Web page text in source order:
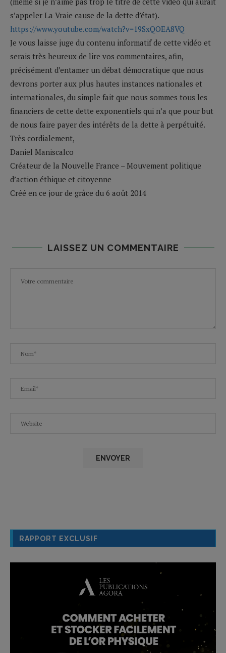
s’appeler La Vraie cause de la dette d’état).
https://www.youtube.com/watch?v=19SxQOEA8VQ
Je vous laisse juge du contenu informatif de cette vidéo et
serais très heureux de lire vos commentaires, afin,
précisément d’entamer un débat démocratique que nous
devrons porter aux plus hautes instances nationales et
internationales, du simple fait que nous sommes tous les
financiers de cette dette exponentiels qui n’a que pour but
de nous faire payer des intérêts de la dette à perpétuité.
Très cordialement,
Daniel Maniscalco
Créateur de la Nouvelle France – Mouvement politique
d’action éthique et citoyenne
Créé en ce jour de grâce du 6 août 2014
LAISSEZ UN COMMENTAIRE
RAPPORT EXCLUSIF